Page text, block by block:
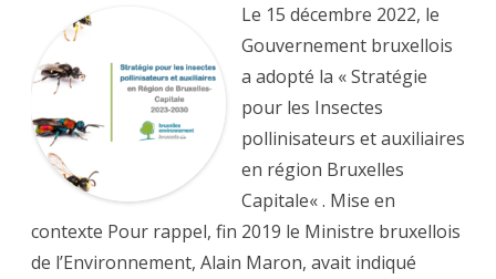
pour
les
Pollinisateurs
et
auxiliaires
Région
Bruxelles
Le 15 décembre 2022, le
Gouvernement bruxellois
a adopté la « Stratégie
pour les Insectes
pollinisateurs et auxiliaires
en région Bruxelles
Capitale« . Mise en
contexte Pour rappel, fin 2019 le Ministre bruxellois
de l’Environnement, Alain Maron, avait indiqué